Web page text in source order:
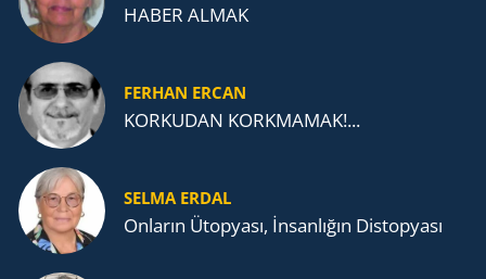
HABER ALMAK
FERHAN ERCAN
KORKUDAN KORKMAMAK!...
SELMA ERDAL
Onların Ütopyası, İnsanlığın Distopyası